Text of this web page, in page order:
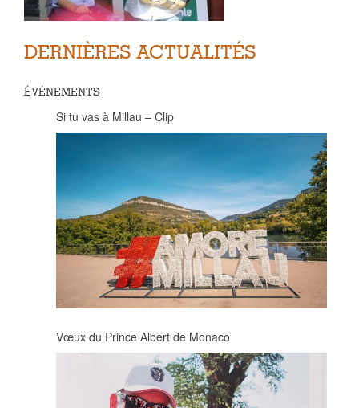
DERNIÈRES ACTUALITÉS
ÉVÉNEMENTS
Si tu vas à Millau – Clip
Vœux du Prince Albert de Monaco